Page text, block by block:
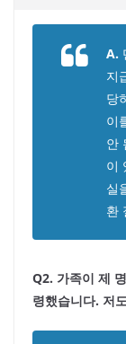
A.
지
당
이
안
이
실
환
Q2. 가족이 제
령했습니다. 저